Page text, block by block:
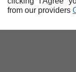
from our providers